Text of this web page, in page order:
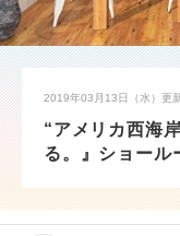
2019年03月13日（水） 更
“アメリカ西海
る。』ショール